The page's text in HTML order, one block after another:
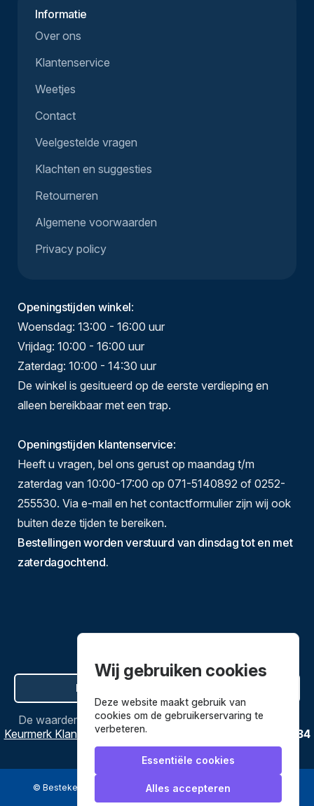
Informatie
Over ons
Klantenservice
Weetjes
Contact
Veelgestelde vragen
Klachten en suggesties
Retourneren
Algemene voorwaarden
Privacy policy
Openingstijden winkel:
Woensdag: 13:00 - 16:00 uur
Vrijdag: 10:00 - 16:00 uur
Zaterdag: 10:00 - 14:30 uur
De winkel is gesitueerd op de eerste verdieping en
alleen bereikbaar met een trap.
Openingstijden klantenservice:
Heeft u vragen, bel ons gerust op maandag t/m
zaterdag van 10:00-17:00 op 071-5140892 of 0252-
255530. Via e-mail en het contactformulier zijn wij ook
buiten deze tijden te bereiken.
Bestellingen worden verstuurd van dinsdag tot en met
zaterdagochtend.
Hier de overeenkomst ontbinden
De waardering vanBestekenpannen.nlbijWebwinkel
Keurmerk Klantbeoordelingen
3634
reviews.
© Bestekenpannen.nl 2026 een webshop van
Wij gebruiken cookies
Deze website maakt gebruik van
cookies om de gebruikerservaring te
verbeteren.
Essentiële cookies
Alles accepteren